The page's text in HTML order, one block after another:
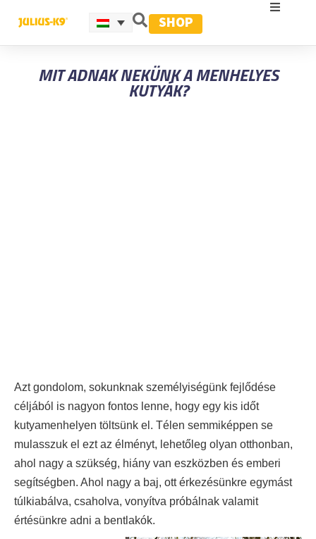
SHOP
MIT ADNAK NEKÜNK A MENHELYES
KUTYÁK?
Azt gondolom, sokunknak személyiségünk fejlődése
céljából is nagyon fontos lenne, hogy egy kis időt
kutyamenhelyen töltsünk el. Télen semmiképpen se
mulasszuk el ezt az élményt, lehetőleg olyan otthonban,
ahol nagy a szükség, hiány van eszközben és emberi
segítségben. Ahol nagy a baj, ott érkezésünkre egymást
túlkiabálva, csaholva, vonyítva próbálnak valamit
értésünkre adni a bentlakók.